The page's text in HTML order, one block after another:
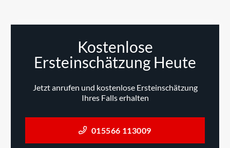
Kostenlose
Ersteinschätzung Heute
Jetzt anrufen und kostenlose Ersteinschätzung
Ihres Falls erhalten
015566 113009